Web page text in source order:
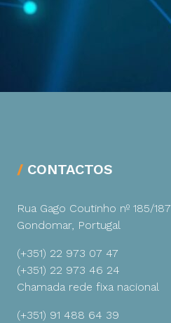
CONTACTOS
Rua Gago Coutinho nº 185/187
Gondomar, Portugal
(+351) 22 973 07 47
(+351) 22 973 46 24
Chamada rede fixa nacional
(+351) 91 488 64 39